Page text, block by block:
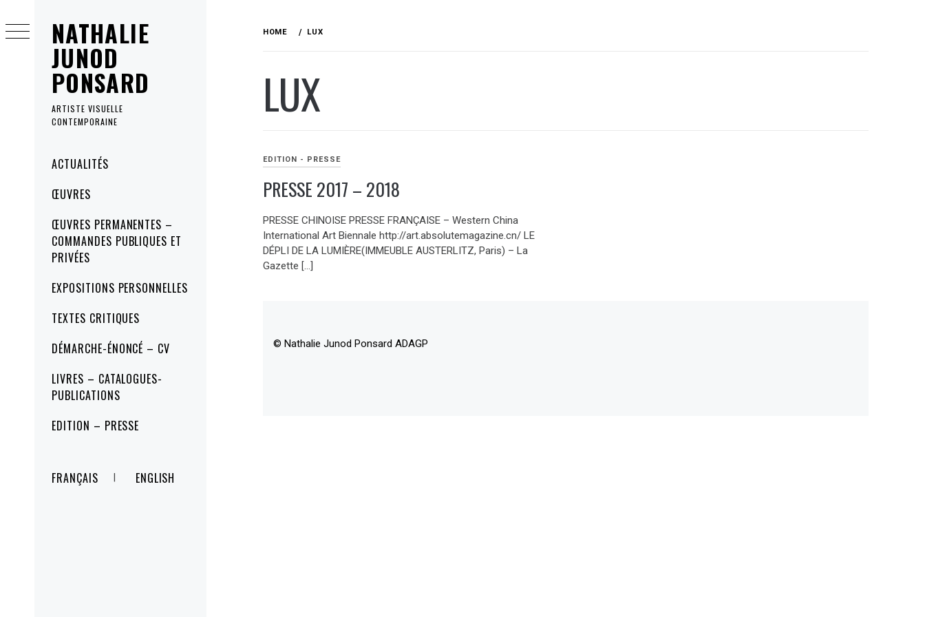
NATHALIE
JUNOD
PONSARD
ARTISTE VISUELLE
CONTEMPORAINE
MenuACTUALITÉS
ŒUVRES
ŒUVRES PERMANENTES –
COMMANDES PUBLIQUES ET
PRIVÉES
EXPOSITIONS PERSONNELLES
TEXTES CRITIQUES
DÉMARCHE-ÉNONCÉ – CV
LIVRES – CATALOGUES-
PUBLICATIONS
EDITION – PRESSE
FRANÇAIS ENGLISH
to
content
HOME LUX
LUX
EDITION - PRESSE
PRESSE 2017 – 2018
PRESSE CHINOISE PRESSE FRANÇAISE – Western China
International Art Biennale http://art.absolutemagazine.cn/ LE
DÉPLI DE LA LUMIÈRE(IMMEUBLE AUSTERLITZ, Paris) – La
Gazette […]
© Nathalie Junod Ponsard ADAGP